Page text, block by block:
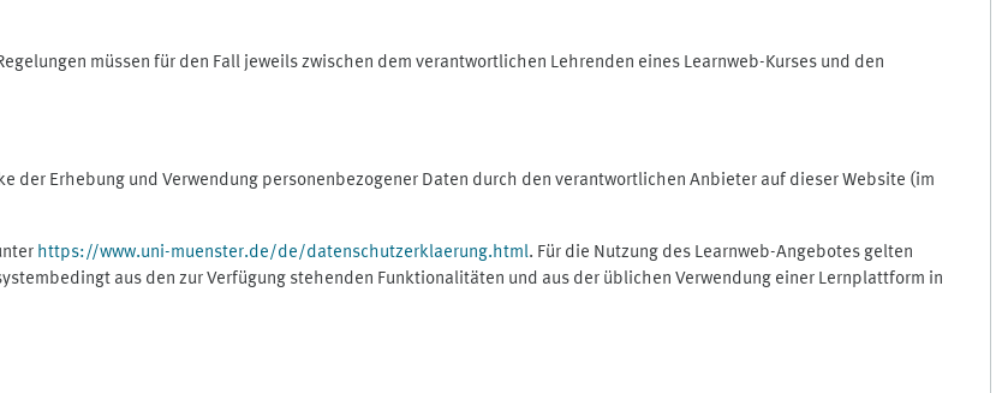
müssen für den Fall jeweils zwischen dem verantwortlichen Lehrenden eines Learnweb-Kurses und den
der Erhebung und Verwendung personenbezogener Daten durch den verantwortlichen Anbieter auf dieser Website (im
https://www.uni-muenster.de/de/datenschutzerklaerung.html. Für die Nutzung des Learnweb-Angebotes gelten
aus den zur Verfügung stehenden Funktionalitäten und aus der üblichen Verwendung einer Lernplattform in